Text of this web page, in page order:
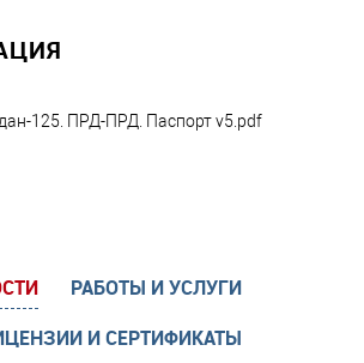
125. ПРД-ПРД. Паспорт v5.pdf
РАБОТЫ И УСЛУГИ
И СЕРТИФИКАТЫ